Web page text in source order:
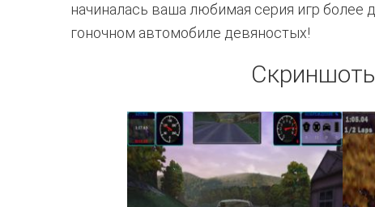
начиналась ваша любимая серия игр более
гоночном автомобиле девяностых!